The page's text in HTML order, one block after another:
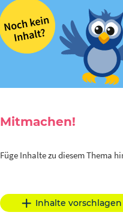
Mitmachen!
Füge Inhalte zu diesem Thema
Inhalte vorschlagen